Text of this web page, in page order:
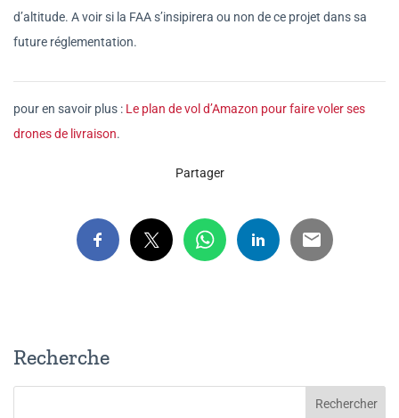
d’altitude. A voir si la FAA s’insipirera ou non de ce projet dans sa
future réglementation.
pour en savoir plus : Le plan de vol d’Amazon pour faire voler ses
drones de livraison.
Partager
Recherche